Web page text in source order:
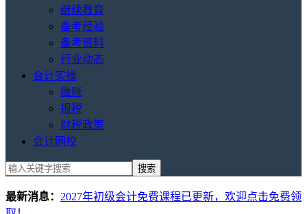
继续教育
备考经验
备考资料
行业动态
会计实操
做账
报税
财税政策
会计网校
最新消息： 2027年初级会计免费课程已更新，欢迎点击免费领